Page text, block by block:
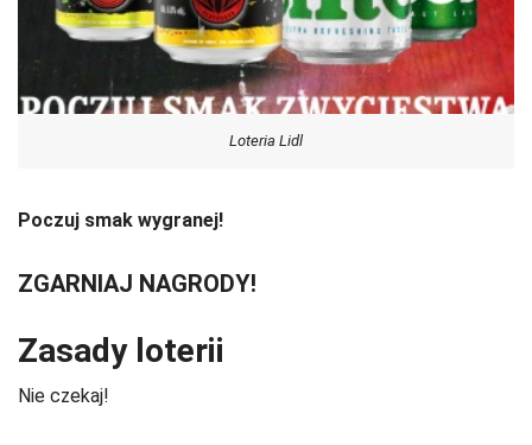
Loteria Lidl
Poczuj smak wygranej!
ZGARNIAJ NAGRODY!
Zasady loterii
Nie czekaj!